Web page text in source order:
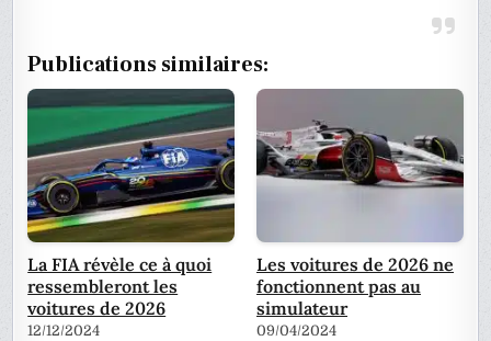
Publications similaires:
La FIA révèle ce à quoi
ressembleront les
voitures de 2026
12/12/2024
Les voitures de 2026 ne
fonctionnent pas au
simulateur
09/04/2024